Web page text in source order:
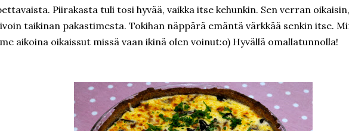
Piirakasta tuli tosi hyvää, vaikka itse kehunkin. Sen verran
taikinan pakastimesta. Tokihan näppärä emäntä värkkää senkin itse.
aikoina oikaissut missä vaan ikinä olen voinut:o) Hyvällä omallatunnolla!